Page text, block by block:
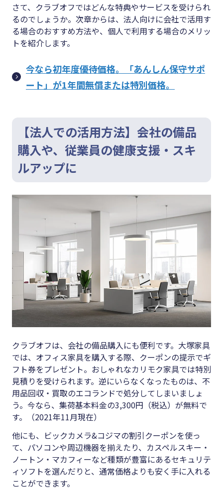
さて、クラブオフではどんな特典やサービスを受けられ
るのでしょうか。次章からは、法人向けに会社で活用す
る場合のおすすめ方法や、個人で利用する場合のメリッ
トを紹介します。
今なら初年度優待価格。「あんしん保守サポ
ート」が1年間無償または特別価格。
【法人での活用方法】会社の備品
購入や、従業員の健康支援・スキ
ルアップに
クラブオフは、会社の備品購入にも便利です。大塚家具
では、オフィス家具を購入する際、クーポンの提示でギ
フト券をプレゼント。おしゃれなカリモク家具では特別
見積りを受けられます。逆にいらなくなったものは、不
用品回収・買取のエコランドで処分してしまいましょ
う。今なら、集荷基本料金の3,300円（税込）が無料で
す。（2021年11月現在）
他にも、ビックカメラ&コジマの割引クーポンを使っ
て、パソコンや周辺機器を揃えたり、カスペルスキー・
ノートン・マカフィーなど種類が豊富にあるセキュリテ
ィソフトを選んだりと、通常価格よりも安く手に入れる
ことができます。